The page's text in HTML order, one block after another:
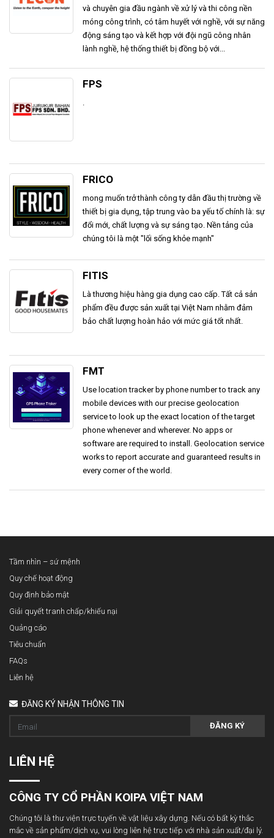
và chuyên gia đầu ngành về xử lý và thi công nền
móng công trình, có tâm huyết với nghề, với sự năng
động sáng tạo và kết hợp với đội ngũ công nhân
lành nghề, hệ thống thiết bị đồng bộ với...
FPS
FRICO
mong muốn trở thành công ty dẫn đầu thị trường về
thiết bị gia dụng, tập trung vào ba yếu tố chính là: sự
đổi mới, chất lượng và sự sáng tạo. Nền tảng của
chúng tôi là một "lối sống khỏe mạnh"
FITIS
Là thương hiệu hàng gia dụng cao cấp. Tất cả sản
phẩm đều được sản xuất tại Việt Nam nhằm đảm
bảo chất lượng hoàn hảo với mức giá tốt nhất.
FMT
Use location tracker by phone number to track any
mobile devices with our precise geolocation
service to look up the exact location of the target
phone whenever and wherever. No apps or
software are required to install. Geolocation service
works to report accurate and guaranteed results in
every corner of the world.
Tầm nhìn – sứ mệnh
Quy chế hoạt động
Quy định bảo mật
Giải quyết tranh chấp/khiếu nại
Quảng cáo
Tiêu chuẩn
FAQs
Liên hệ
ĐĂNG KÝ NHẬN THÔNG TIN
ĐĂNG KÝ
LIÊN HỆ
CÔNG TY CỔ PHẦN KOIPA VIỆT NAM
Chúng tôi là thư viện trực tuyến về vật liệu xây dựng. Nếu có bất kỳ thắc
mắc về sản phẩm/dịch vụ, vui lòng liên hệ trực tiếp với nhà sản xuất/đại lý.